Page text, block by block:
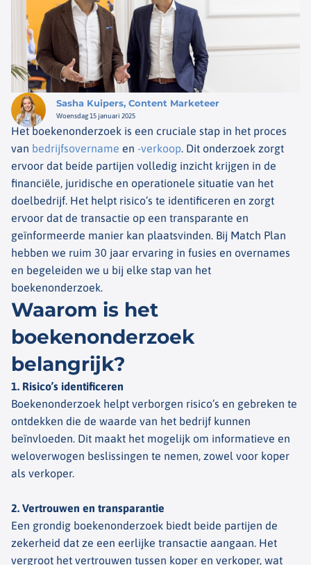
Sasha Kuipers, Content Marketeer
Woensdag 15 januari 2025
Het boekenonderzoek is een cruciale stap in het proces
van bedrijfsovername en -verkoop. Dit onderzoek zorgt
ervoor dat beide partijen volledig inzicht krijgen in de
financiële, juridische en operationele situatie van het
doelbedrijf. Het helpt risico’s te identificeren en zorgt
ervoor dat de transactie op een transparante en
geïnformeerde manier kan plaatsvinden. Bij Match Plan
hebben we ruim 30 jaar ervaring in fusies en overnames
en begeleiden we u bij elke stap van het
boekenonderzoek.
Waarom is het
boekenonderzoek
belangrijk?
1. Risico’s identificeren
Boekenonderzoek helpt verborgen risico’s en gebreken te
ontdekken die de waarde van het bedrijf kunnen
beïnvloeden. Dit maakt het mogelijk om informatieve en
weloverwogen beslissingen te nemen, zowel voor koper
als verkoper.
2. Vertrouwen en transparantie
Een grondig boekenonderzoek biedt beide partijen de
zekerheid dat ze een eerlijke transactie aangaan. Het
vergroot het vertrouwen tussen koper en verkoper, wat